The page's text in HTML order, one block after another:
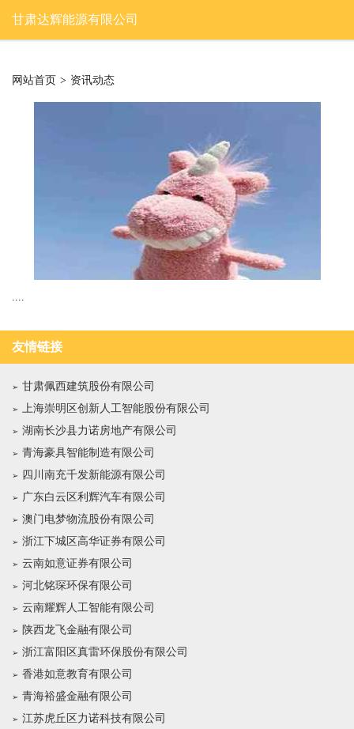
甘肃达辉能源有限公司
网站首页 > 资讯动态
....
友情链接
甘肃佩西建筑股份有限公司
上海崇明区创新人工智能股份有限公司
湖南长沙县力诺房地产有限公司
青海豪具智能制造有限公司
四川南充千发新能源有限公司
广东白云区利辉汽车有限公司
澳门电梦物流股份有限公司
浙江下城区高华证券有限公司
云南如意证券有限公司
河北铭琛环保有限公司
云南耀辉人工智能有限公司
陕西龙飞金融有限公司
浙江富阳区真雷环保股份有限公司
香港如意教育有限公司
青海裕盛金融有限公司
江苏虎丘区力诺科技有限公司